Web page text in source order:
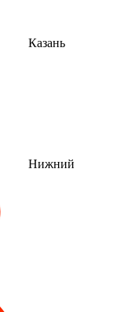
Казань
Нижний